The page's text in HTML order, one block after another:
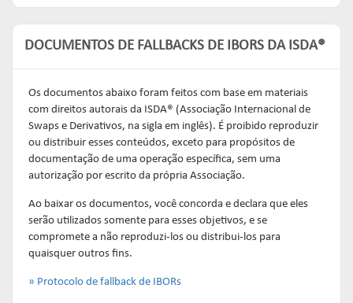
DOCUMENTOS DE FALLBACKS DE IBORS DA ISDA®
Os documentos abaixo foram feitos com base em materiais
com direitos autorais da ISDA® (Associação Internacional de
Swaps e Derivativos, na sigla em inglês). É proibido reproduzir
ou distribuir esses conteúdos, exceto para propósitos de
documentação de uma operação específica, sem uma
autorização por escrito da própria Associação.
Ao baixar os documentos, você concorda e declara que eles
serão utilizados somente para esses objetivos, e se
compromete a não reproduzi-los ou distribui-los para
quaisquer outros fins.
» Protocolo de fallback de IBORs